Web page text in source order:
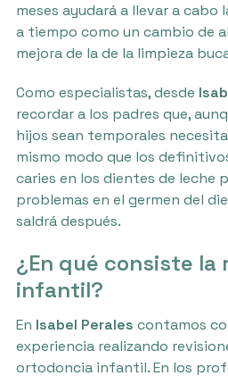
meses ayudará a llevar a cabo
a tiempo como un cambio de
mejora de la de la limpieza
Como especialistas, desde
recordar a los padres que,
hijos sean temporales
mismo modo que los
caries en los dientes de leche
problemas en el germen del
saldrá después.
¿En qué consiste la
infantil?
En Isabel Perales contamos
experiencia realizando
ortodoncia infantil. En los